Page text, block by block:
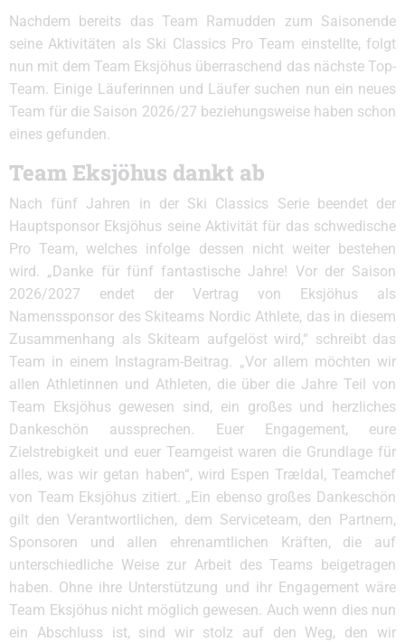
Nachdem bereits das Team Ramudden zum Saisonende
seine Aktivitäten als Ski Classics Pro Team einstellte, folgt
nun mit dem Team Eksjöhus überraschend das nächste Top-
Team. Einige Läuferinnen und Läufer suchen nun ein neues
Team für die Saison 2026/27 beziehungsweise haben schon
eines gefunden.
Team Eksjöhus dankt ab
Nach fünf Jahren in der Ski Classics Serie beendet der
Hauptsponsor Eksjöhus seine Aktivität für das schwedische
Pro Team, welches infolge dessen nicht weiter bestehen
wird. „Danke für fünf fantastische Jahre! Vor der Saison
2026/2027 endet der Vertrag von Eksjöhus als
Namenssponsor des Skiteams Nordic Athlete, das in diesem
Zusammenhang als Skiteam aufgelöst wird,“ schreibt das
Team in einem Instagram-Beitrag. „Vor allem möchten wir
allen Athletinnen und Athleten, die über die Jahre Teil von
Team Eksjöhus gewesen sind, ein großes und herzliches
Dankeschön aussprechen. Euer Engagement, eure
Zielstrebigkeit und euer Teamgeist waren die Grundlage für
alles, was wir getan haben“, wird Espen Trældal, Teamchef
von Team Eksjöhus zitiert. „Ein ebenso großes Dankeschön
gilt den Verantwortlichen, dem Serviceteam, den Partnern,
Sponsoren und allen ehrenamtlichen Kräften, die auf
unterschiedliche Weise zur Arbeit des Teams beigetragen
haben. Ohne ihre Unterstützung und ihr Engagement wäre
Team Eksjöhus nicht möglich gewesen. Auch wenn dies nun
ein Abschluss ist, sind wir stolz auf den Weg, den wir